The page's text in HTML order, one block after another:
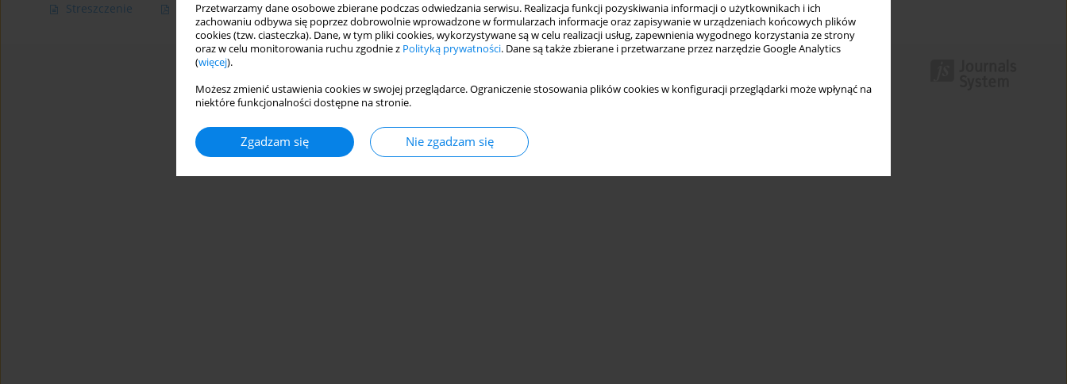
Przetwarzamy dane osobowe zbierane podczas odwiedzania serwisu. Realizacja funkcji pozyskiwania informacji o użytkownikach i ich
zachowaniu odbywa się poprzez dobrowolnie wprowadzone w formularzach informacje oraz zapisywanie w urządzeniach końcowych plików
cookies (tzw. ciasteczka). Dane, w tym pliki cookies, wykorzystywane są w celu realizacji usług, zapewnienia wygodnego korzystania ze strony
oraz w celu monitorowania ruchu zgodnie z Polityką prywatności. Dane są także zbierane i przetwarzane przez narzędzie Google Analytics
(więcej).
Możesz zmienić ustawienia cookies w swojej przeglądarce. Ograniczenie stosowania plików cookies w konfiguracji przeglądarki może wpłynąć na
niektóre funkcjonalności dostępne na stronie.
Zgadzam się Nie zgadzam się
Streszczenie Artykuł(PDF) Statystyki